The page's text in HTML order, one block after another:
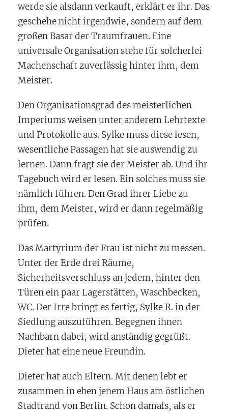
werde sie alsdann verkauft, erklärt er ihr. Das
geschehe nicht irgendwie, sondern auf dem
großen Basar der Traumfrauen. Eine
universale Organisation stehe für solcherlei
Machenschaft zuverlässig hinter ihm, dem
Meister.
Den Organisationsgrad des meisterlichen
Imperiums weisen unter anderem Lehrtexte
und Protokolle aus. Sylke muss diese lesen,
wesentliche Passagen hat sie auswendig zu
lernen. Dann fragt sie der Meister ab. Und ihr
Tagebuch wird er lesen. Ein solches muss sie
nämlich führen. Den Grad ihrer Liebe zu
ihm, dem Meister, wird er dann regelmäßig
prüfen.
Das Martyrium der Frau ist nicht zu messen.
Unter der Erde drei Räume,
Sicherheitsverschluss an jedem, hinter den
Türen ein paar Lagerstätten, Waschbecken,
WC. Der Irre bringt es fertig, Sylke R. in der
Siedlung auszuführen. Begegnen ihnen
Nachbarn dabei, wird anständig gegrüßt.
Dieter hat eine neue Freundin.
Dieter hat auch Eltern. Mit denen lebt er
zusammen in eben jenem Haus am östlichen
Stadtrand von Berlin. Schon damals, als er